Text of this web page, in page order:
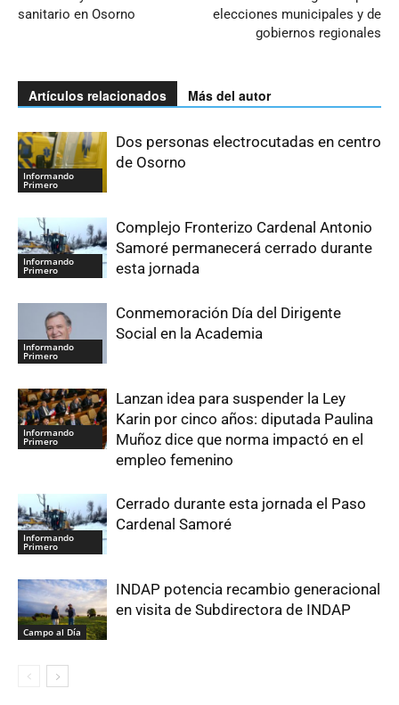
sanitario en Osorno
elecciones municipales y de
gobiernos regionales
Artículos relacionados Más del autor
Informando
Primero
Dos personas electrocutadas en centro
de Osorno
Informando
Primero
Complejo Fronterizo Cardenal Antonio
Samoré permanecerá cerrado durante
esta jornada
Informando
Primero
Conmemoración Día del Dirigente
Social en la Academia
Informando
Primero
Lanzan idea para suspender la Ley
Karin por cinco años: diputada Paulina
Muñoz dice que norma impactó en el
empleo femenino
Informando
Primero
Cerrado durante esta jornada el Paso
Cardenal Samoré
Campo al Día
INDAP potencia recambio generacional
en visita de Subdirectora de INDAP